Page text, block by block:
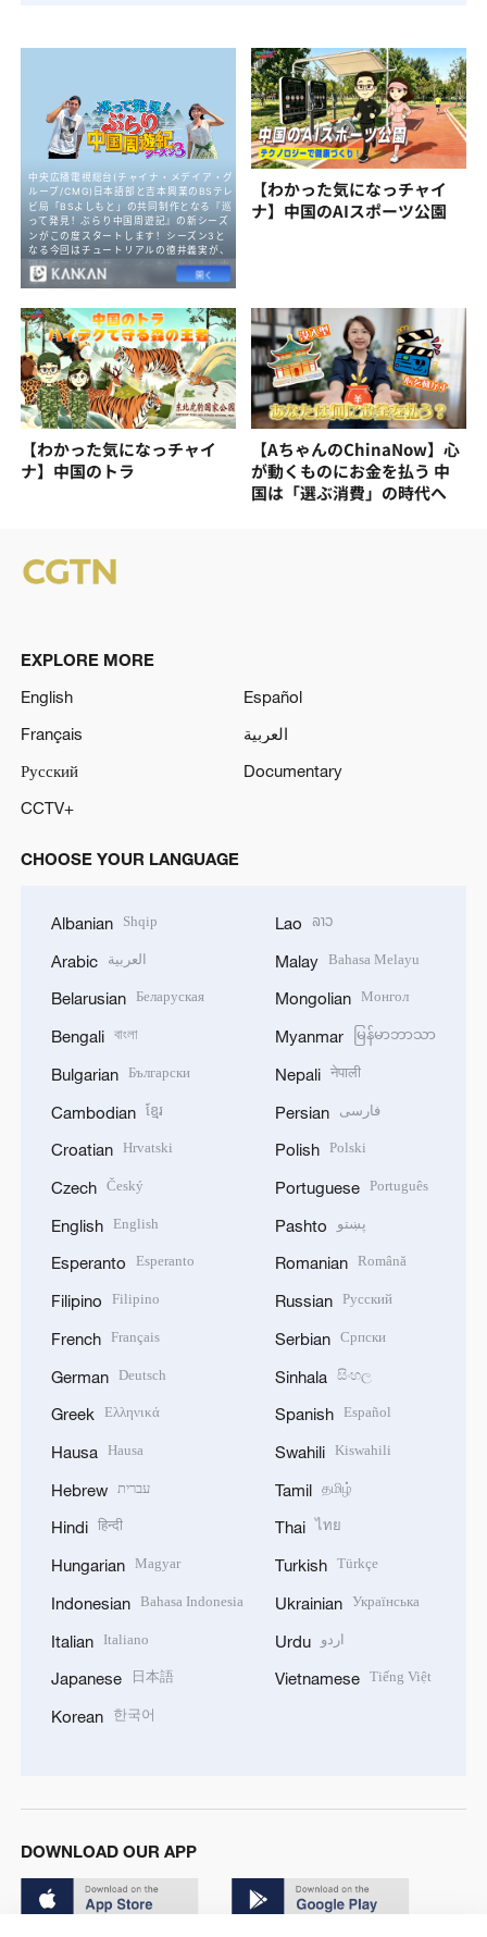
【わかった気になっチャイ
ナ】中国のAIスポーツ公園
【わかった気になっチャイ
ナ】中国のトラ
【AちゃんのChinaNow】心
が動くものにお金を払う 中
国は「選ぶ消費」の時代へ
EXPLORE MORE
English
Español
Français
العربية
Русский
Documentary
CCTV+
CHOOSE YOUR LANGUAGE
Albanian Shqip
Arabic العربية
Belarusian Беларуская
Bengali বাংলা
Bulgarian Български
Cambodian ខ្មែរ
Croatian Hrvatski
Czech Český
English English
Esperanto Esperanto
Filipino Filipino
French Français
German Deutsch
Greek Ελληνικά
Hausa Hausa
Hebrew עברית
Hindi हिन्दी
Hungarian Magyar
Indonesian Bahasa Indonesia
Italian Italiano
Japanese 日本語
Korean 한국어
Lao ລາວ
Malay Bahasa Melayu
Mongolian Монгол
Myanmar မြန်မာဘာသာ
Nepali नेपाली
Persian فارسی
Polish Polski
Portuguese Português
Pashto پښتو
Romanian Română
Russian Русский
Serbian Српски
Sinhala සිංහල
Spanish Español
Swahili Kiswahili
Tamil தமிழ்
Thai ไทย
Turkish Türkçe
Ukrainian Українська
Urdu اردو
Vietnamese Tiếng Việt
DOWNLOAD OUR APP